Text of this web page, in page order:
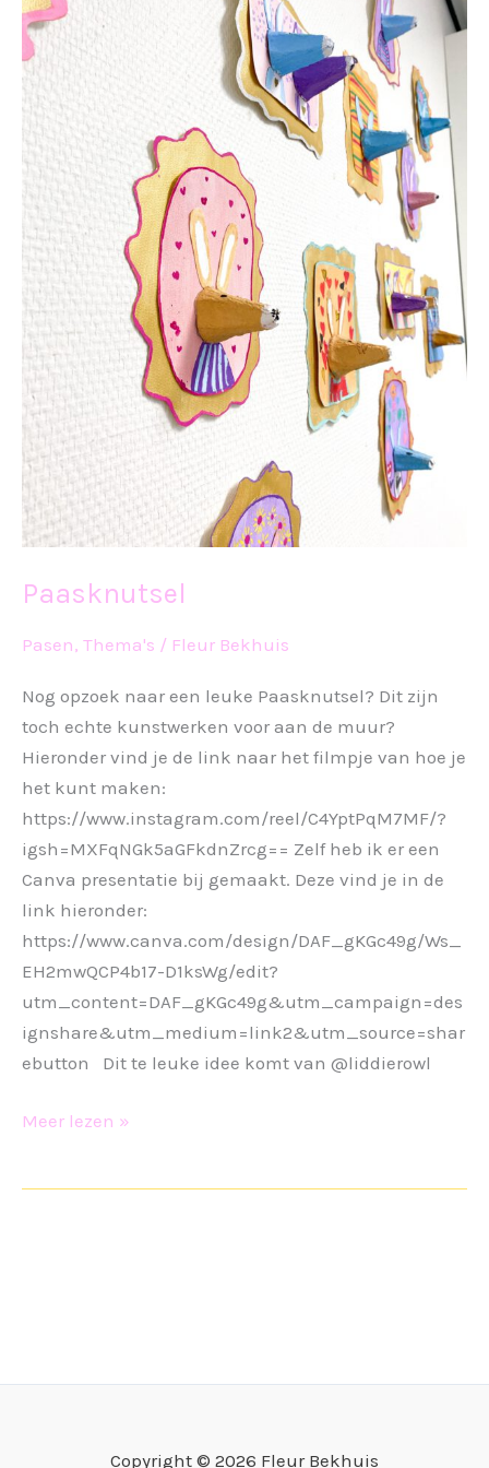
Paasknutsel
Pasen, Thema's / Fleur Bekhuis
Nog opzoek naar een leuke Paasknutsel? Dit zijn
toch echte kunstwerken voor aan de muur?
Hieronder vind je de link naar het filmpje van hoe je
het kunt maken:
https://www.instagram.com/reel/C4YptPqM7MF/?
igsh=MXFqNGk5aGFkdnZrcg== Zelf heb ik er een
Canva presentatie bij gemaakt. Deze vind je in de
link hieronder:
https://www.canva.com/design/DAF_gKGc49g/Ws_
EH2mwQCP4b17-D1ksWg/edit?
utm_content=DAF_gKGc49g&utm_campaign=des
ignshare&utm_medium=link2&utm_source=shar
ebutton Dit te leuke idee komt van @liddierowl
Paasknutsel
Meer lezen »
Copyright © 2026 Fleur Bekhuis